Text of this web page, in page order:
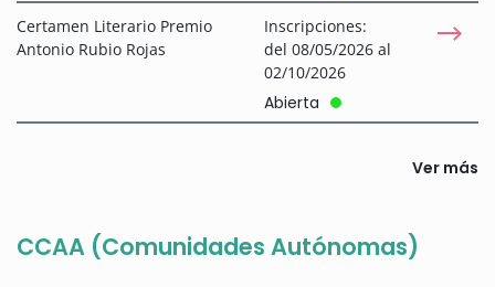
Certamen Literario Premio
Antonio Rubio Rojas
Inscripciones:
del 08/05/2026 al
02/10/2026
Abierta
Ver más
CCAA (Comunidades Autónomas)